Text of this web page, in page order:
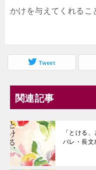
かけを与えてくれるこ
Tweet
関連記事
「とける
バレ・長文